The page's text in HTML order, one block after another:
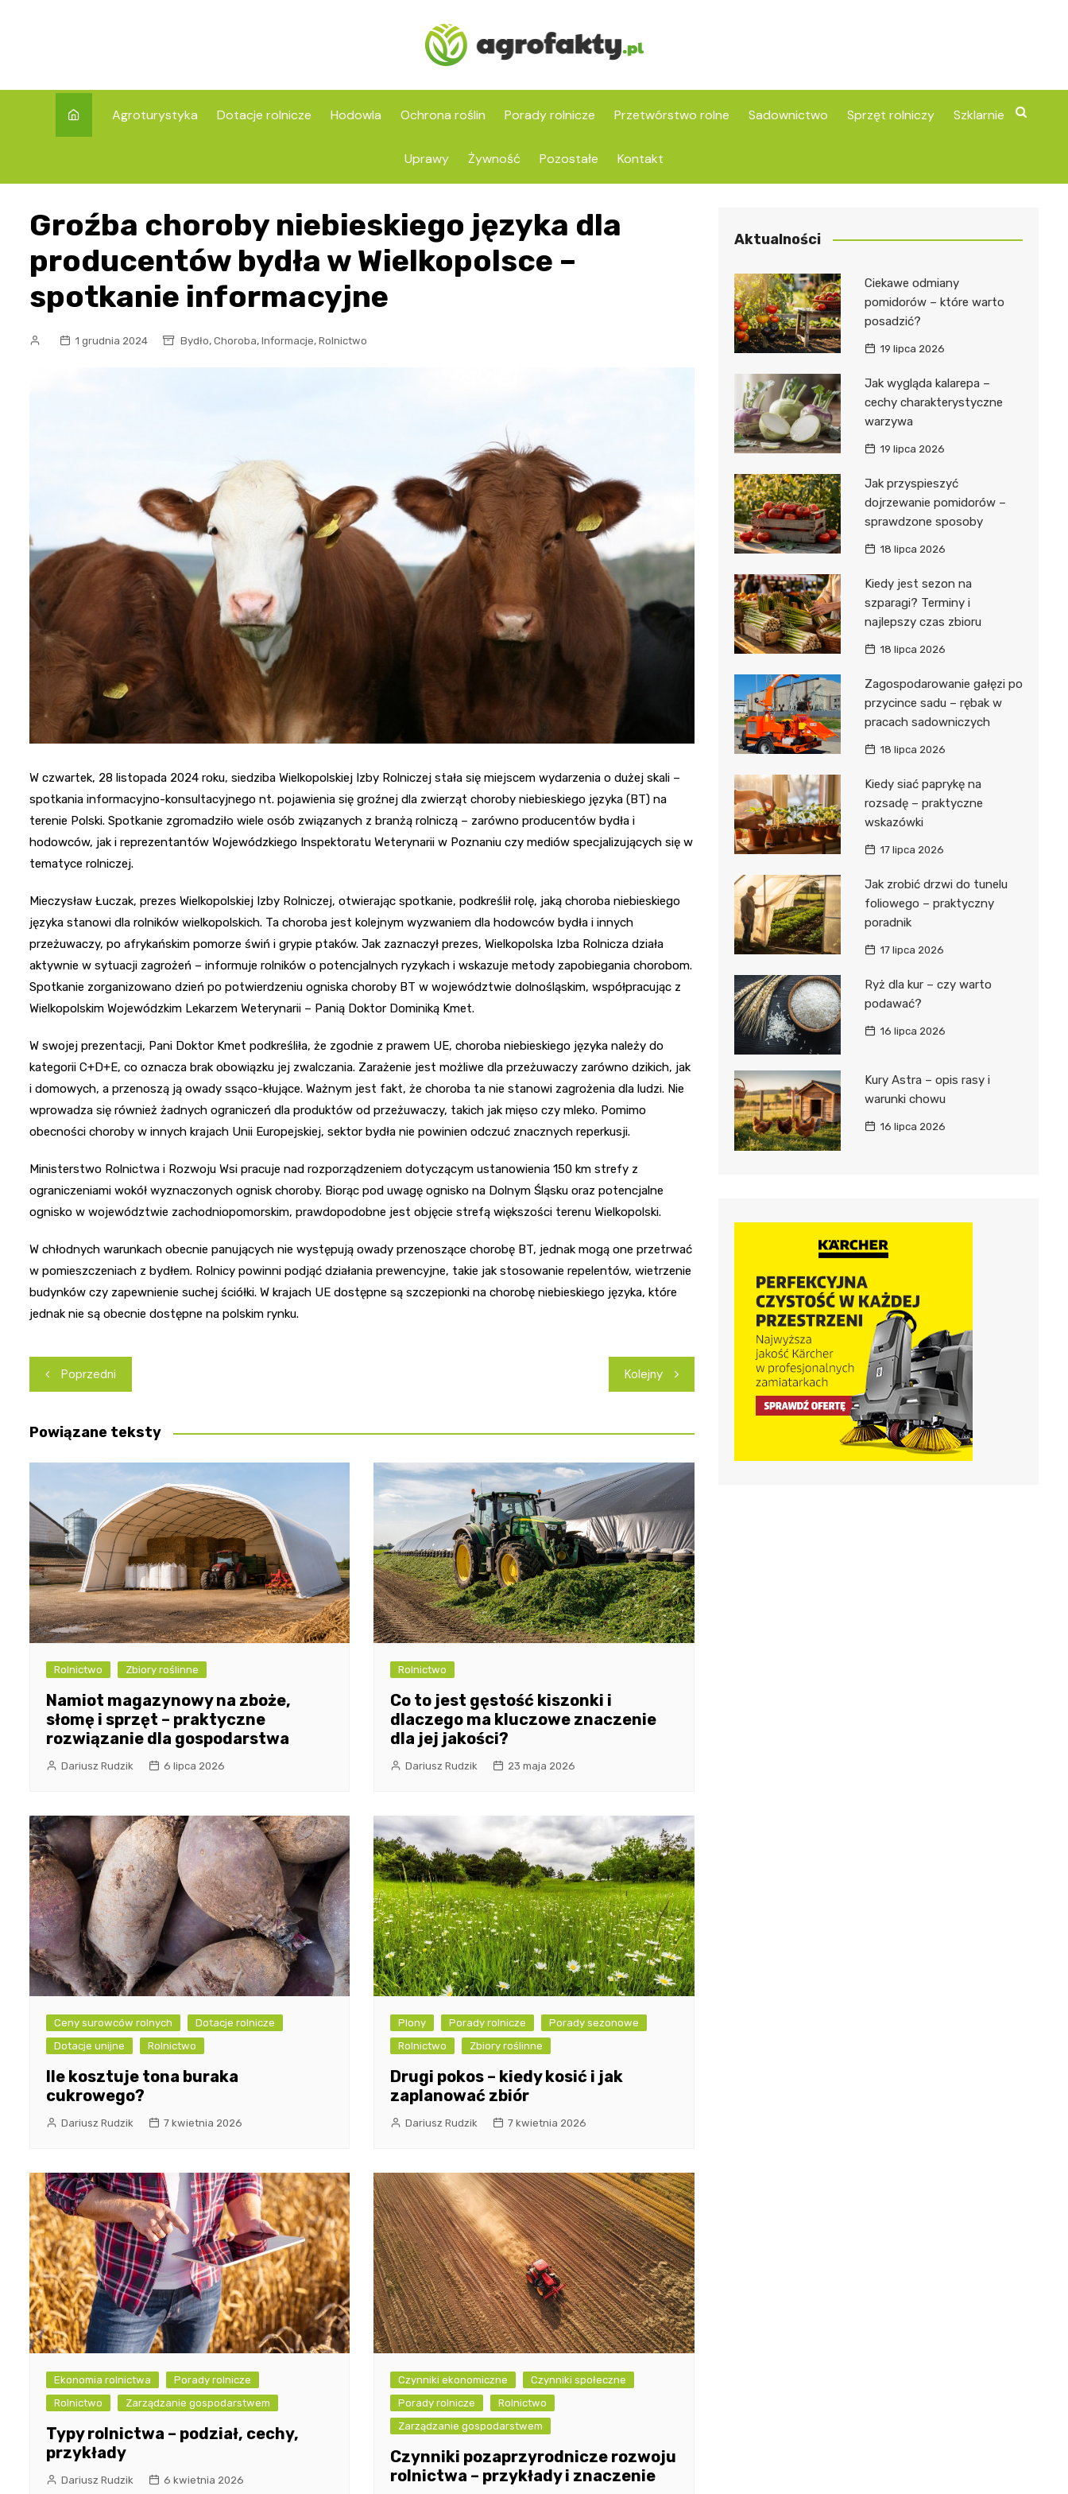
Agroturystyka Dotacje rolnicze Hodowla Ochrona roślin Porady rolnicze Przetwórstwo rolne Sadownictwo Sprzęt rolniczy Szklarnie
Uprawy Żywność Pozostałe Kontakt
Groźba choroby niebieskiego języka dla
producentów bydła w Wielkopolsce –
spotkanie informacyjne
1 grudnia 2024 Bydło, Choroba, Informacje, Rolnictwo
W czwartek, 28 listopada 2024 roku, siedziba Wielkopolskiej Izby Rolniczej stała się miejscem wydarzenia o dużej skali –
spotkania informacyjno-konsultacyjnego nt. pojawienia się groźnej dla zwierząt choroby niebieskiego języka (BT) na
terenie Polski. Spotkanie zgromadziło wiele osób związanych z branżą rolniczą – zarówno producentów bydła i
hodowców, jak i reprezentantów Wojewódzkiego Inspektoratu Weterynarii w Poznaniu czy mediów specjalizujących się w
tematyce rolniczej.
Mieczysław Łuczak, prezes Wielkopolskiej Izby Rolniczej, otwierając spotkanie, podkreślił rolę, jaką choroba niebieskiego
języka stanowi dla rolników wielkopolskich. Ta choroba jest kolejnym wyzwaniem dla hodowców bydła i innych
przeżuwaczy, po afrykańskim pomorze świń i grypie ptaków. Jak zaznaczył prezes, Wielkopolska Izba Rolnicza działa
aktywnie w sytuacji zagrożeń – informuje rolników o potencjalnych ryzykach i wskazuje metody zapobiegania chorobom.
Spotkanie zorganizowano dzień po potwierdzeniu ogniska choroby BT w województwie dolnośląskim, współpracując z
Wielkopolskim Wojewódzkim Lekarzem Weterynarii – Panią Doktor Dominiką Kmet.
W swojej prezentacji, Pani Doktor Kmet podkreśliła, że zgodnie z prawem UE, choroba niebieskiego języka należy do
kategorii C+D+E, co oznacza brak obowiązku jej zwalczania. Zarażenie jest możliwe dla przeżuwaczy zarówno dzikich, jak
i domowych, a przenoszą ją owady ssąco-kłujące. Ważnym jest fakt, że choroba ta nie stanowi zagrożenia dla ludzi. Nie
wprowadza się również żadnych ograniczeń dla produktów od przeżuwaczy, takich jak mięso czy mleko. Pomimo
obecności choroby w innych krajach Unii Europejskiej, sektor bydła nie powinien odczuć znacznych reperkusji.
Ministerstwo Rolnictwa i Rozwoju Wsi pracuje nad rozporządzeniem dotyczącym ustanowienia 150 km strefy z
ograniczeniami wokół wyznaczonych ognisk choroby. Biorąc pod uwagę ognisko na Dolnym Śląsku oraz potencjalne
ognisko w województwie zachodniopomorskim, prawdopodobne jest objęcie strefą większości terenu Wielkopolski.
W chłodnych warunkach obecnie panujących nie występują owady przenoszące chorobę BT, jednak mogą one przetrwać
w pomieszczeniach z bydłem. Rolnicy powinni podjąć działania prewencyjne, takie jak stosowanie repelentów, wietrzenie
budynków czy zapewnienie suchej ściółki. W krajach UE dostępne są szczepionki na chorobę niebieskiego języka, które
jednak nie są obecnie dostępne na polskim rynku.
Nawigacja
wpisu
Poprzedni Kolejny
Powiązane teksty
Rolnictwo Zbiory roślinne
Namiot magazynowy na zboże,
słomę i sprzęt – praktyczne
rozwiązanie dla gospodarstwa
Dariusz Rudzik 6 lipca 2026
Rolnictwo
Co to jest gęstość kiszonki i
dlaczego ma kluczowe znaczenie
dla jej jakości?
Dariusz Rudzik 23 maja 2026
Ceny surowców rolnych
Dotacje rolnicze
Dotacje unijne
Rolnictwo
Ile kosztuje tona buraka
cukrowego?
Dariusz Rudzik 7 kwietnia 2026
Plony Porady rolnicze
Porady sezonowe
Rolnictwo
Zbiory roślinne
Drugi pokos – kiedy kosić i jak
zaplanować zbiór
Dariusz Rudzik 7 kwietnia 2026
Ekonomia rolnictwa
Porady rolnicze
Rolnictwo
Zarządzanie gospodarstwem
Typy rolnictwa – podział, cechy,
przykłady
Dariusz Rudzik 6 kwietnia 2026
Czynniki ekonomiczne
Czynniki społeczne
Porady rolnicze
Rolnictwo
Zarządzanie gospodarstwem
Czynniki pozaprzyrodnicze rozwoju
rolnictwa – przykłady i znaczenie
Aktualności
Ciekawe odmiany
pomidorów – które warto
posadzić?
19 lipca 2026
Jak wygląda kalarepa –
cechy charakterystyczne
warzywa
19 lipca 2026
Jak przyspieszyć
dojrzewanie pomidorów –
sprawdzone sposoby
18 lipca 2026
Kiedy jest sezon na
szparagi? Terminy i
najlepszy czas zbioru
18 lipca 2026
Zagospodarowanie gałęzi po
przycince sadu – rębak w
pracach sadowniczych
18 lipca 2026
Kiedy siać paprykę na
rozsadę – praktyczne
wskazówki
17 lipca 2026
Jak zrobić drzwi do tunelu
foliowego – praktyczny
poradnik
17 lipca 2026
Ryż dla kur – czy warto
podawać?
16 lipca 2026
Kury Astra – opis rasy i
warunki chowu
16 lipca 2026